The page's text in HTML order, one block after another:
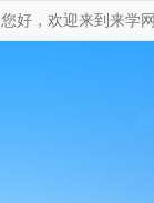
您好，欢迎来到来学网